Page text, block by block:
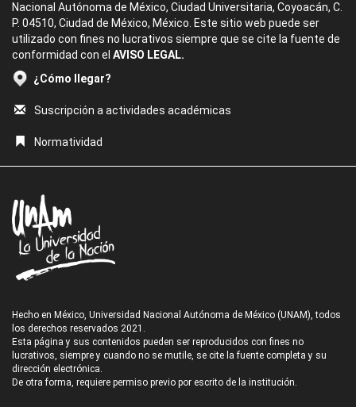
Nacional Autónoma de México, Ciudad Universitaria, Coyoacán, C.
P. 04510, Ciudad de México, México. Este sitio web puede ser
utilizado con fines no lucrativos siempre que se cite la fuente de
conformidad con el AVISO LEGAL.
¿Cómo llegar?
Suscripción a actividades académicas
Normatividad
Hecho en México, Universidad Nacional Autónoma de México (UNAM), todos
los derechos reservados 2021.
Esta página y sus contenidos pueden ser reproducidos con fines no
lucrativos, siempre y cuando no se mutile, se cite la fuente completa y su
dirección electrónica.
De otra forma, requiere permiso previo por escrito de la institución.